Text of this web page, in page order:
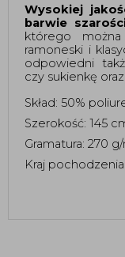
Wysokiej
barwie
którego
ramoneski i
odpowiedni
czy sukienkę
Skład: 50%
Szerokość: 145
Gramatura: 270
Kraj